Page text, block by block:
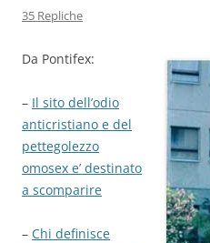
35 Repliche
Da Pontifex:
– Il sito dell’odio
anticristiano e del
pettegolezzo
omosex e’ destinato
a scomparire
– Chi definisce